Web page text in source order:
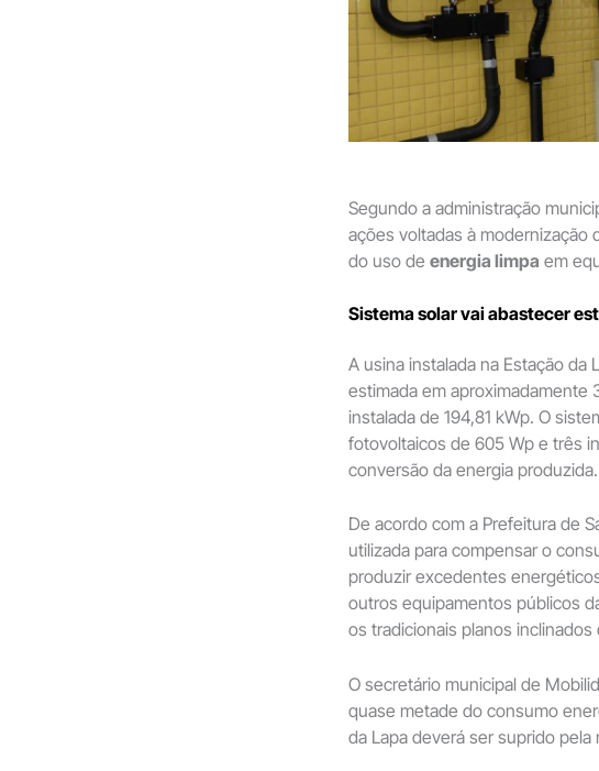
Segundo a administração
ações voltadas à modernização
do uso de energia limpa em
Sistema solar vai abastecer
A usina instalada na Estação da
estimada em aproximadamente
instalada de 194,81 kWp. O
fotovoltaicos de 605 Wp e três
conversão da energia produzida.
De acordo com a Prefeitura de
utilizada para compensar o
produzir excedentes
outros equipamentos públicos
os tradicionais planos inclinados
O secretário municipal de
quase metade do consumo
da Lapa deverá ser suprido pela